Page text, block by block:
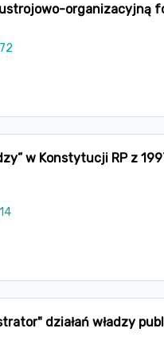
organizacyjną
w Konstytucji RP z
działań władzy